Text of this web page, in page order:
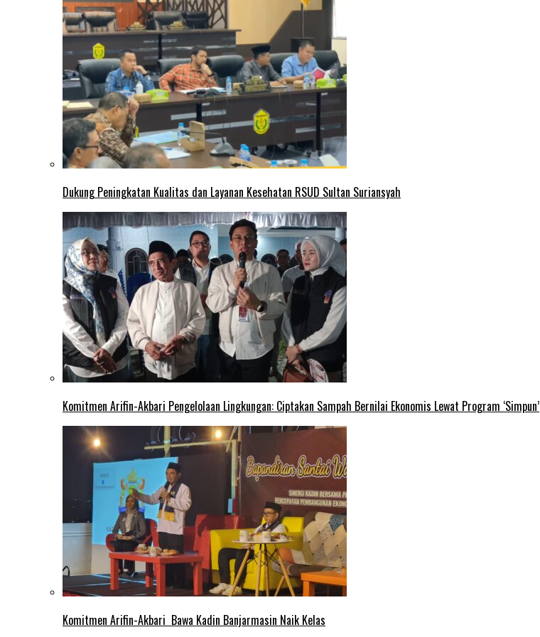
Dukung Peningkatan Kualitas dan Layanan Kesehatan RSUD Sultan Suriansyah
Komitmen Arifin-Akbari Pengelolaan Lingkungan: Ciptakan Sampah Bernilai Ekonomis Lewat Program ‘Simpun’
Komitmen Arifin-Akbari Bawa Kadin Banjarmasin Naik Kelas